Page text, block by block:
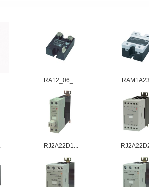
RA12_06_...
RJ2A22D1...